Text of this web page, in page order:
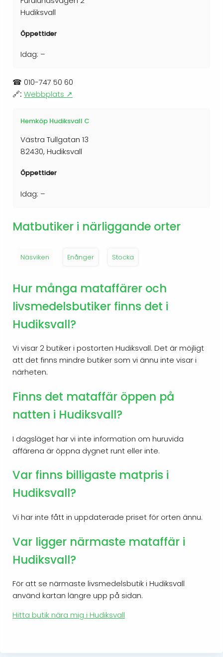
Hudiksvall
Öppettider
Idag: –
☎ 010-747 50 60
🔗: Webbplats ↗
Hemköp Hudiksvall C
Västra Tullgatan 13
82430, Hudiksvall
Öppettider
Idag: –
Matbutiker i närliggande orter
Näsviken Enånger Stocka
Hur många mataffärer och
livsmedelsbutiker finns det i
Hudiksvall?
Vi visar 2 butiker i postorten Hudiksvall. Det är möjligt
att det finns mindre butiker som vi ännu inte visar i
närheten.
Finns det mataffär öppen på
natten i Hudiksvall?
I dagsläget har vi inte information om huruvida
affärena är öppna dygnet runt eller inte.
Var finns billigaste matpris i
Hudiksvall?
Vi har inte fått in uppdaterade priset för orten ännu.
Var ligger närmaste mataffär i
Hudiksvall?
För att se närmaste livsmedelsbutik i Hudiksvall
använd kartan längre upp på sidan.
Hitta butik nära mig i Hudiksvall